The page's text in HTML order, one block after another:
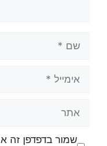
שמור בדפדפן זה